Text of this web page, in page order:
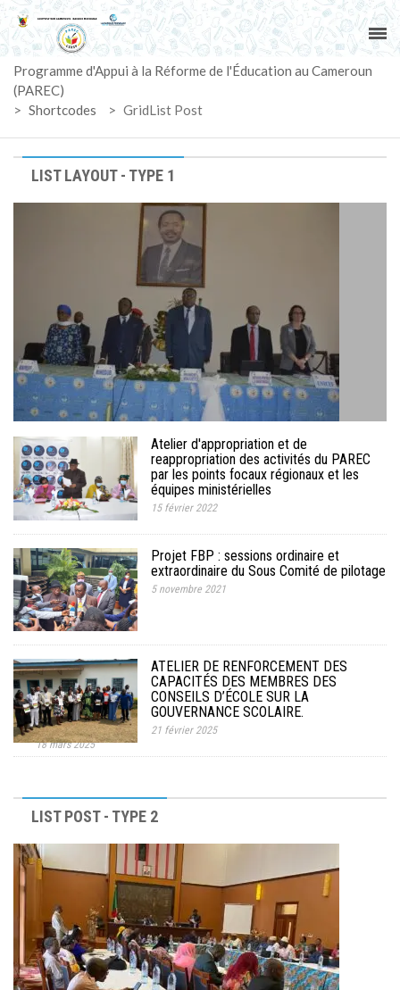
ACCUEIL
PAREC
ACTUALITÉS
LE CG
MARCHÉS
SUIVI-EVALUATION
MÉDIA
LANGUES
Programme d'Appui à la Réforme de l'Éducation au Cameroun
(PAREC)
> Shortcodes > GridList Post
LIST LAYOUT - TYPE 1
Deuxième opération spéciale d'établissement et
de délivrance d'actes de naissance.
18 mars 2025
Atelier d'appropriation et de
reappropriation des activités du PAREC
par les points focaux régionaux et les
équipes ministérielles
15 février 2022
Projet FBP : sessions ordinaire et
extraordinaire du Sous Comité de pilotage
5 novembre 2021
ATELIER DE RENFORCEMENT DES
CAPACITÉS DES MEMBRES DES
CONSEILS D’ÉCOLE SUR LA
GOUVERNANCE SCOLAIRE.
21 février 2025
LIST POST - TYPE 2